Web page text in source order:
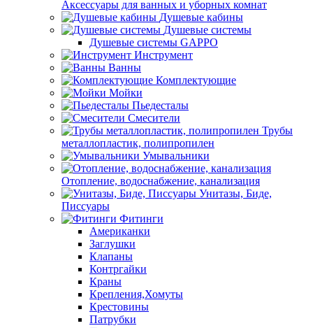
Аксессуары для ванных и уборных комнат
Душевые кабины
Душевые системы
Душевые системы GAPPO
Инструмент
Ванны
Комплектующие
Мойки
Пьедесталы
Смесители
Трубы
металлопластик, полипропилен
Умывальники
Отопление, водоснабжение, канализация
Унитазы, Биде,
Писсуары
Фитинги
Американки
Заглушки
Клапаны
Контргайки
Краны
Крепления,Хомуты
Крестовины
Патрубки